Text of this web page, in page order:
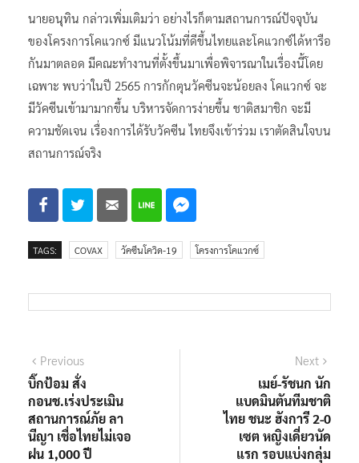
นายอนุทิน กล่าวเพิ่มเติมว่า อย่างไรก็ตามสถานการณ์ปัจจุบัน
ของโครงการโคแวกซ์ มีแนวโน้มที่ดีขึ้นไทยและโคแวกซ์ได้หารือ
กันมาตลอด มีคณะทำงานที่ตั้งขึ้นมาเพื่อพิจารณาในเรื่องนี้โดย
เฉพาะ พบว่าในปี 2565 การกักตุนวัคซีนจะน้อยลง โคแวกซ์ จะ
มีวัคซีนเข้ามามากขึ้น บริหารจัดการง่ายขึ้น ชาติสมาชิก จะมี
ความชัดเจน เรื่องการได้รับวัคซีน ไทยจึงเข้าร่วม เราตัดสินใจบน
สถานการณ์จริง
TAGS: COVAX วัคซีนโควิด-19 โครงการโคแวกซ์
แนะแนว
เรื่อง
PreviousPrevious
post:
บิ๊กป้อม สั่ง
กอนช.เร่งประเมิน
สถานการณ์ภัย ลา
นีญา เชื่อไทยไม่เจอ
ฝน 1,000 ปี
Next
เมย์-รัชนก นัก
แบดมินตันทีมชาติ
ไทย ชนะ ฮังการี 2-0
เซต หญิงเดี่ยวนัด
แรก รอบแบ่งกลุ่ม